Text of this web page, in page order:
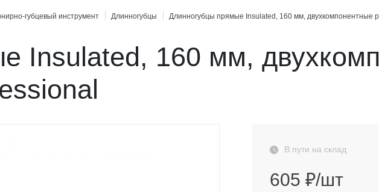
губцевый инструмент Длинногубцы Длинногубцы прямые Insulated, 160 мм, двухкомпонентные
Insulated, 160 мм,
В пути на склад
605 ₽/шт